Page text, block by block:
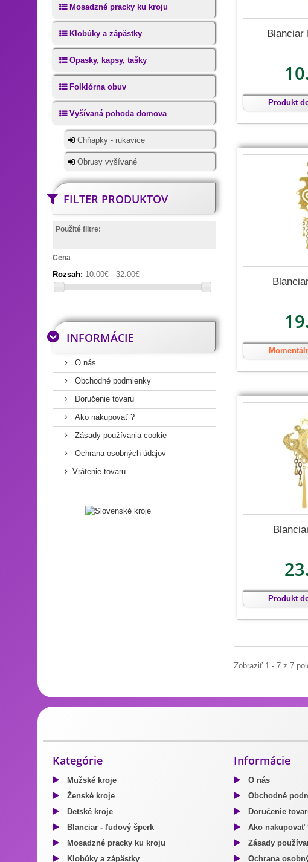
Mosadzné pracky ku kroju
Klobúky a zápästky
Opasky, kapsy, tašky
Folklórna obuv
Vyšívaná pohoda domova
Chňapky - rukavice
Obrusy vyšívané
FILTER PRODUKTOV
Použité filtre:
Cena
Rozsah: 10.00€ - 32.00€
INFORMÁCIE
O nás
Obchodné podmienky
Doručenie tovaru
Ako nakupovať ?
Zásady používania cookie
Ochrana osobných údajov
Vrátenie tovaru
Blanciar
Produkt
Produkt
Zobraziť 1 - 7 z 7
Kategórie
Mužské kroje
Ženské kroje
Detské kroje
Blanciar - ľudový šperk
Mosadzné pracky ku kroju
Klobúky a zápästky
Informácie
O nás
Obchodné
Doručenie
Ako nakupovať
Zásady
Ochrana